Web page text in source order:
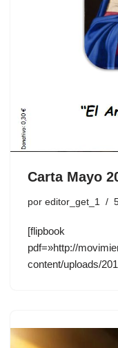
Carta Mayo
por editor_get_1
[flipbook
pdf=»http://
content/uploads/